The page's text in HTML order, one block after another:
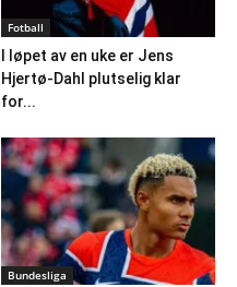
Fotball
I løpet av en uke er Jens
Hjertø-Dahl plutselig klar
for...
Bundesliga